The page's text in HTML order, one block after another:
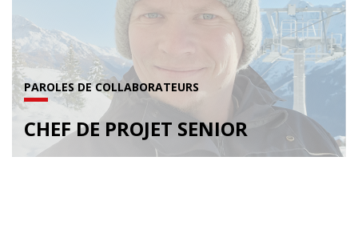
PAROLES DE COLLABORATEURS
CHEF DE PROJET SENIOR